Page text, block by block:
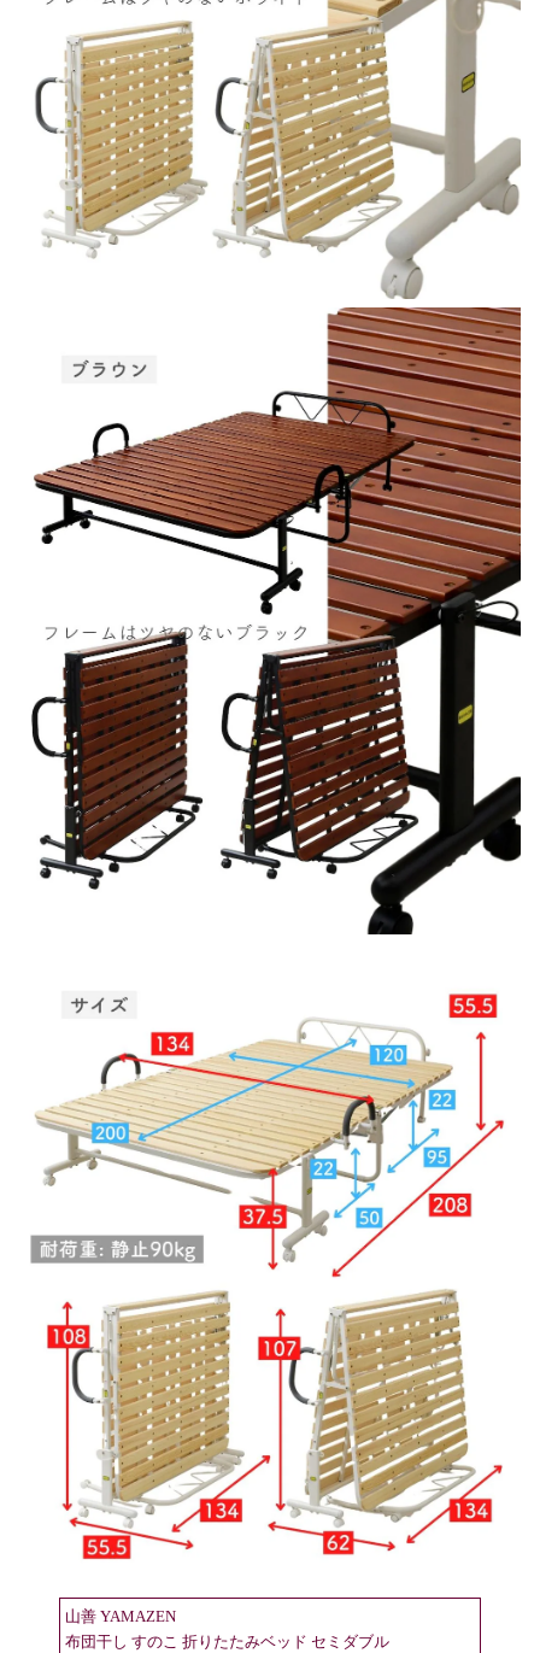
山善 YAMAZEN
布団干し すのこ 折りたたみベッド セミダブル